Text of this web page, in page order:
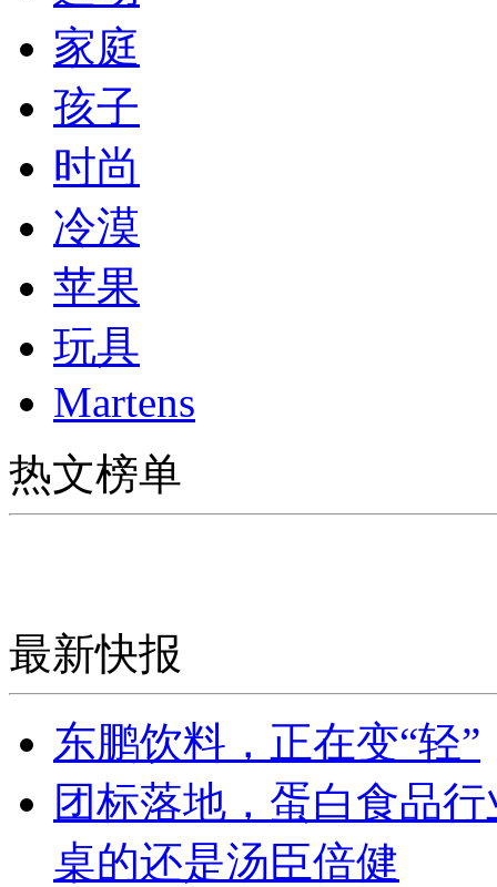
家庭
孩子
时尚
冷漠
苹果
玩具
Martens
热文榜单
最新快报
东鹏饮料，正在变“轻”
团标落地，蛋白食品
桌的还是汤臣倍健